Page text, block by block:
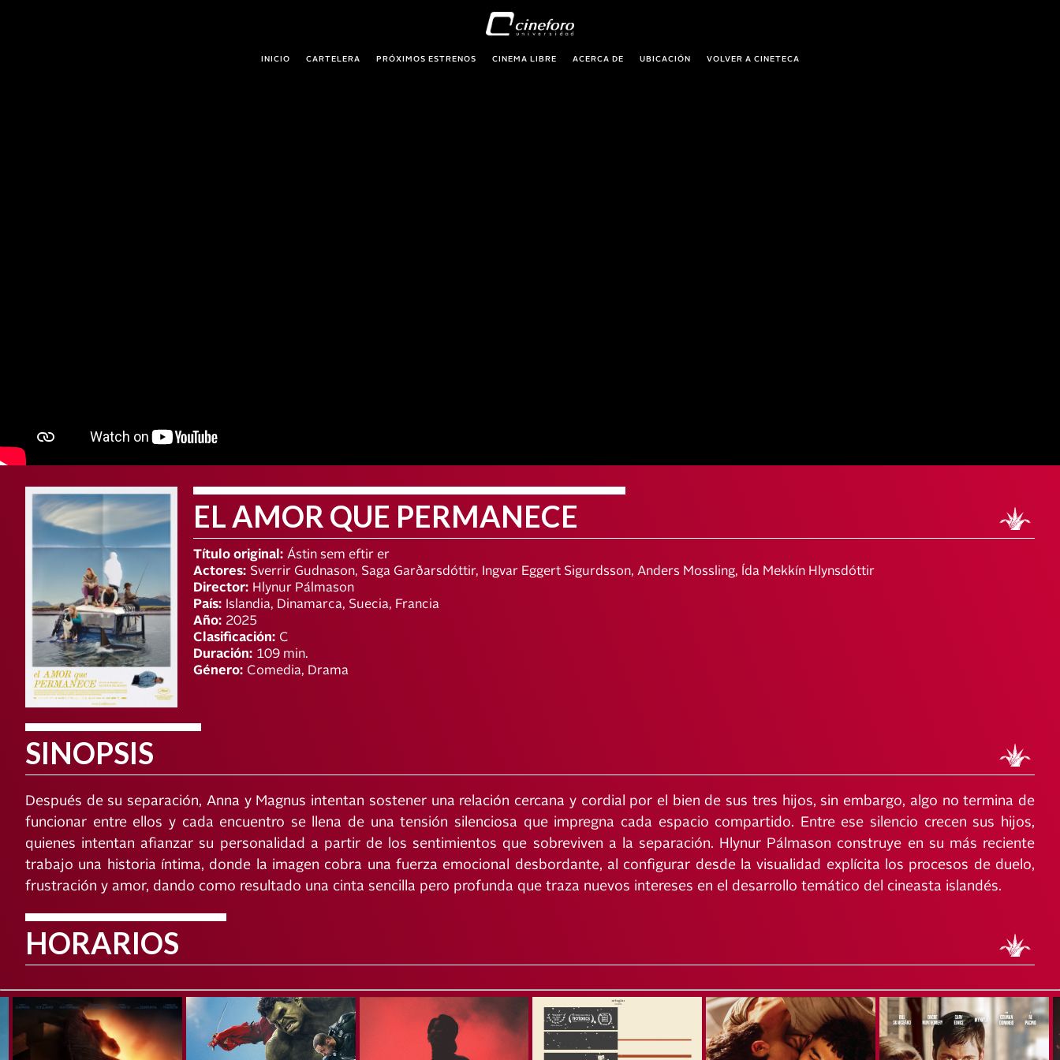
INICIO CARTELERA PRÓXIMOS ESTRENOS CINEMA LIBRE ACERCA DE UBICACIÓN VOLVER A CINETECA
EL AMOR QUE PERMANECE
Título original: Ástin sem eftir er
Actores: Sverrir Gudnason, Saga Garðarsdóttir, Ingvar Eggert Sigurdsson, Anders Mossling, Ída Mekkín Hlynsdóttir
Director: Hlynur Pálmason
País: Islandia, Dinamarca, Suecia, Francia
Año: 2025
Clasificación: C
Duración: 109 min.
Género: Comedia, Drama
SINOPSIS
Después de su separación, Anna y Magnus intentan sostener una relación cercana y cordial por el bien de sus tres hijos, sin embargo, algo no termina de
funcionar entre ellos y cada encuentro se llena de una tensión silenciosa que impregna cada espacio compartido. Entre ese silencio crecen sus hijos,
quienes intentan afianzar su personalidad a partir de los sentimientos que sobreviven a la separación. Hlynur Pálmason construye en su más reciente
trabajo una historia íntima, donde la imagen cobra una fuerza emocional desbordante, al configurar desde la visualidad explícita los procesos de duelo,
frustración y amor, dando como resultado una cinta sencilla pero profunda que traza nuevos intereses en el desarrollo temático del cineasta islandés.
HORARIOS